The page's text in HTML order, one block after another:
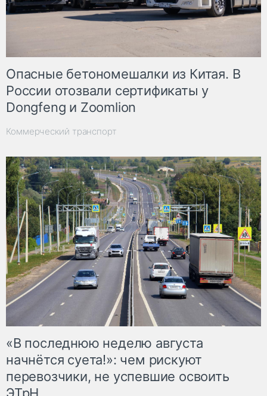
Опасные бетономешалки из Китая. В
России отозвали сертификаты у
Dongfeng и Zoomlion
Коммерческий транспорт
«В последнюю неделю августа
начнётся суета!»: чем рискуют
перевозчики, не успевшие освоить